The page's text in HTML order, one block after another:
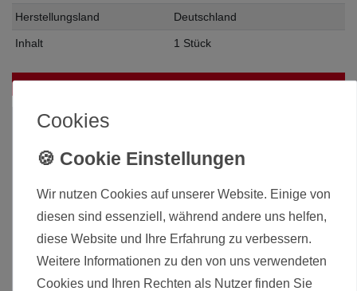
Herstellungsland Deutschland
Inhalt 1 Stück
Das passt zu diesem Produkt:
Cookies
Wir nutzen Cookies auf unserer Website. Einige von
diesen sind essenziell, während andere uns helfen,
diese Website und Ihre Erfahrung zu verbessern.
Weitere Informationen zu den von uns verwendeten
Cookies und Ihren Rechten als Nutzer finden Sie